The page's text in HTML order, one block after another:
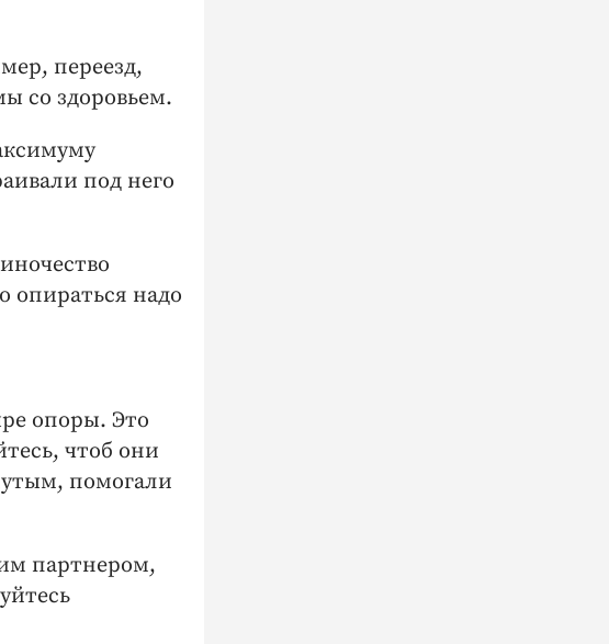
переезд,
со здоровьем.
под него
опираться надо
опоры. Это
чтоб они
помогали
партнером,